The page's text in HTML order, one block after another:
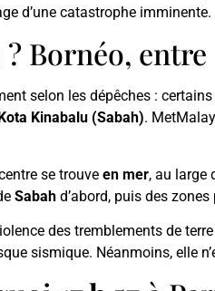
d’une catastrophe imminente.
? Bornéo,
selon les dépêches :
Kinabalu (Sabah).
se trouve en mer, au large
Sabah d’abord, puis des
des tremblements de
sismique. Néanmoins, elle